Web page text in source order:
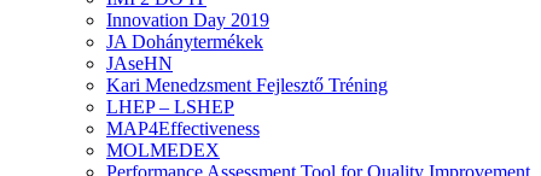
Innovation Day 2019
JA Dohánytermékek
JAseHN
Kari Menedzsment Fejlesztő Tréning
LHEP – LSHEP
MAP4Effectiveness
MOLMEDEX